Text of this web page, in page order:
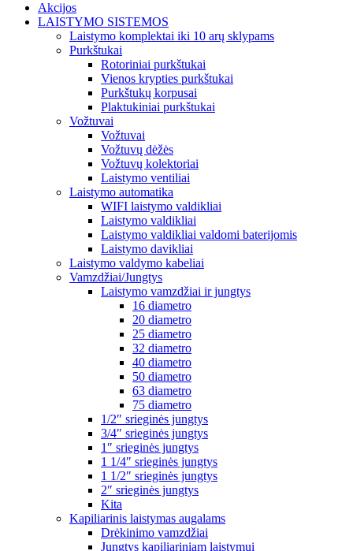
Akcijos
LAISTYMO SISTEMOS
Laistymo komplektai iki 10 arų sklypams
Purkštukai
Rotoriniai purkštukai
Vienos krypties purkštukai
Purkštukų korpusai
Plaktukiniai purkštukai
Vožtuvai
Vožtuvai
Vožtuvų dėžės
Vožtuvų kolektoriai
Laistymo ventiliai
Laistymo automatika
WIFI laistymo valdikliai
Laistymo valdikliai
Laistymo valdikliai valdomi baterijomis
Laistymo davikliai
Laistymo valdymo kabeliai
Vamzdžiai/Jungtys
Laistymo vamzdžiai ir jungtys
16 diametro
20 diametro
25 diametro
32 diametro
40 diametro
50 diametro
63 diametro
75 diametro
1/2″ srieginės jungtys
3/4″ srieginės jungtys
1″ srieginės jungtys
1 1/4″ srieginės jungtys
1 1/2″ srieginės jungtys
2″ srieginės jungtys
Kita
Kapiliarinis laistymas augalams
Drėkinimo vamzdžiai
Jungtys kapiliariniam laistymui